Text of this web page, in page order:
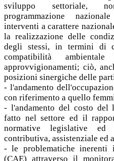
sviluppo settoriale,
programmazione
interventi a carattere
la realizzazione delle
degli stessi, in termini di
compatibilità
approvvigionamenti; ciò,
posizioni sinergiche delle
- l'andamento
con riferimento a quello
- l'andamento del costo
fatto nel settore ed il
normative legislative ed
contributiva, assistenziale ed
- le problematiche inerenti
(CAE) attraverso il